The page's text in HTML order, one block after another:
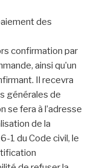
des
confirmation par
ainsi qu’un
Il recevra
générales de
se fera à l’adresse
de la
1 du Code civil, le